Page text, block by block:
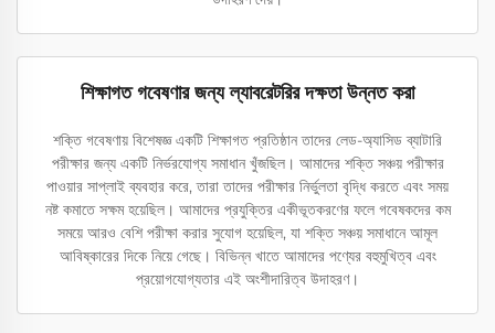
শিক্ষাগত গবেষণার জন্য ল্যাবরেটরির দক্ষতা উন্নত করা
শক্তি গবেষণায় বিশেষজ্ঞ একটি শিক্ষাগত প্রতিষ্ঠান তাদের লেড-অ্যাসিড ব্যাটারি
পরীক্ষার জন্য একটি নির্ভরযোগ্য সমাধান খুঁজছিল। আমাদের শক্তি সঞ্চয় পরীক্ষার
পাওয়ার সাপ্লাই ব্যবহার করে, তারা তাদের পরীক্ষার নির্ভুলতা বৃদ্ধি করতে এবং সময়
নষ্ট কমাতে সক্ষম হয়েছিল। আমাদের প্রযুক্তির একীভূতকরণের ফলে গবেষকদের কম
সময়ে আরও বেশি পরীক্ষা করার সুযোগ হয়েছিল, যা শক্তি সঞ্চয় সমাধানে আমূল
আবিষ্কারের দিকে নিয়ে গেছে। বিভিন্ন খাতে আমাদের পণ্যের বহুমুখিত্ব এবং
প্রয়োগযোগ্যতার এই অংশীদারিত্ব উদাহরণ।